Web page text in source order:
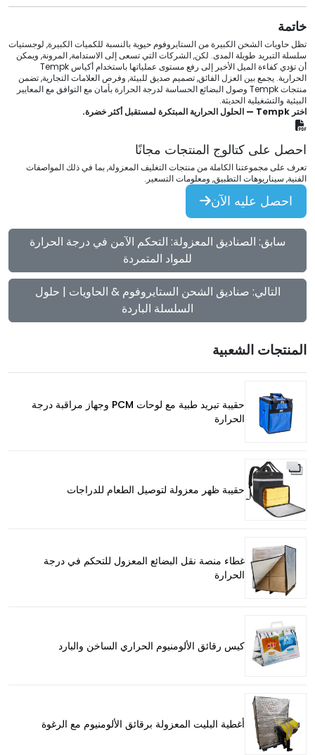
خاتمة
تظل حاويات الشحن الكبيرة من الستايروفوم حيوية بالنسبة للكميات الكبيرة, لوجستيات
سلسلة التبريد طويلة المدى. لكن, الشركات التي تسعى إلى الاستدامة, المرونة, ويمكن
أن تؤدي كفاءة الميل الأخير إلى رفع مستوى عملياتها باستخدام أكياس Tempk
الحرارية. يجمع بين العزل الفائق, تصميم صديق للبيئة, وفرص العلامات التجارية, تضمن
منتجات Tempk وصول البضائع الحساسة لدرجة الحرارة بأمان مع التوافق مع المعايير
البيئية والتشغيلية الحديثة.
اختر Tempk — الحلول الحرارية المبتكرة لمستقبل أكثر خضرة.
احصل على كتالوج المنتجات مجانًا
تعرف على مجموعتنا الكاملة من منتجات التغليف المعزولة, بما في ذلك المواصفات
الفنية, سيناريوهات التطبيق, ومعلومات التسعير.
احصل عليه الآن
سابق: الصناديق المعزولة: التحكم الآمن في درجة الحرارة
للمواد المتمردة
التالي: صناديق الشحن الستايروفوم & الحاويات | حلول
السلسلة الباردة
المنتجات الشعبية
حقيبة تبريد طبية مع لوحات PCM وجهاز مراقبة درجة
الحرارة
حقيبة ظهر معزولة لتوصيل الطعام للدراجات
غطاء منصة نقل البضائع المعزول للتحكم في درجة
الحرارة
كيس رقائق الألومنيوم الحراري الساخن والبارد
أغطية البليت المعزولة برقائق الألومنيوم مع الرغوة